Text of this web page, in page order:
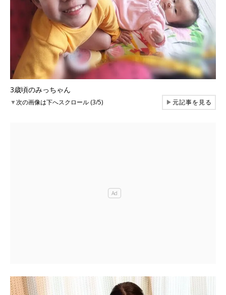
3歳頃のみっちゃん
▼次の画像は下へスクロール (3/5) ▶元記事を見る